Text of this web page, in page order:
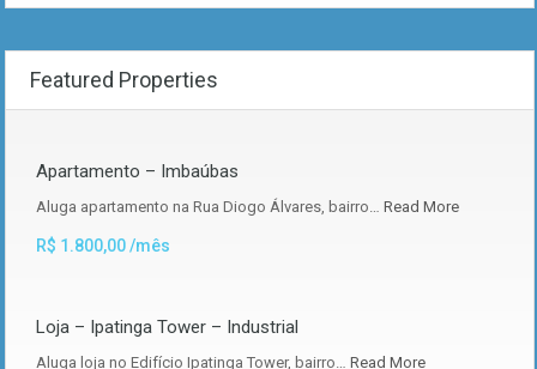
Featured Properties
Apartamento – Imbaúbas
Aluga apartamento na Rua Diogo Álvares, bairro… Read More
R$ 1.800,00 /mês
Loja – Ipatinga Tower – Industrial
Aluga loja no Edifício Ipatinga Tower, bairro… Read More